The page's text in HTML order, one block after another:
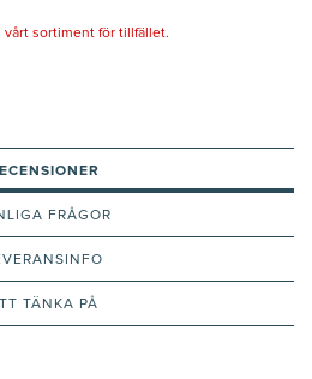
vårt sortiment för tillfället.
FRÅGOR
TÄNKA PÅ